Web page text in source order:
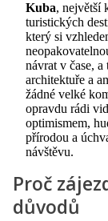
Kuba, největší
turistických
který si
návrat v čase,
architektuře a
žádné velké
opravdu rádi
optimismem,
přírodou a
návštěvu.
Proč
důvodů